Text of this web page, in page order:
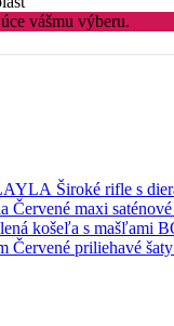
vášmu výberu.
Široké rifle s
Červené maxi
košeľa s mašľami
Červené priliehavé